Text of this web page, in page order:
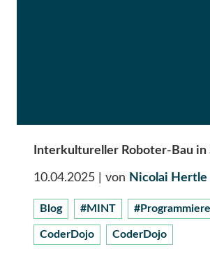
Interkultureller Roboter-Bau
10.04.2025 | von Nicolai Hertle
Blog #MINT
CoderDojo CoderDojo